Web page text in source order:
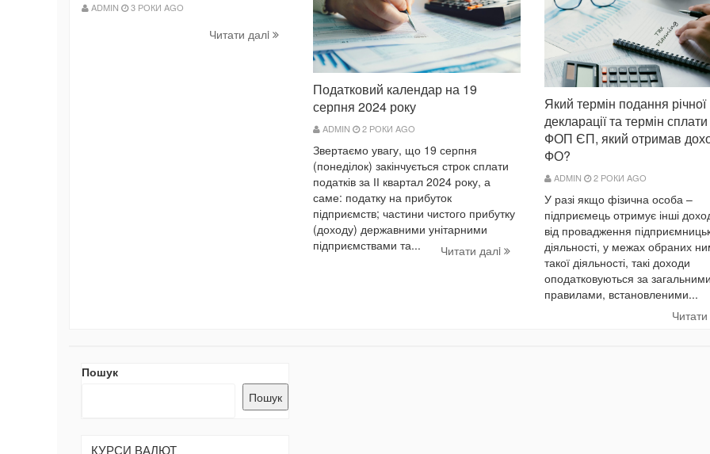
ADMIN 3 РОКИ AGO
Читати далi
Податковий календар на 19
серпня 2024 року
ADMIN 2 РОКИ AGO
Звертаємо увагу, що 19 серпня
(понеділок) закінчується строк сплати
податків за ІІ квартал 2024 року, а
саме: податку на прибуток
підприємств; частини чистого прибутку
(доходу) державними унітарними
підприємствами та...
Читати далi
Який термін подання річної
декларації та термін
ФОП ЄП, який отримав
ФО?
ADMIN 2 РОКИ AGO
У разі якщо фізична особа –
підприємець отримує інші
від провадження
діяльності, у межах обраних
такої діяльності, такі доходи
оподатковуються за
правилами, встановленими...
Пошук
Пошук
КУРСИ ВАЛЮТ